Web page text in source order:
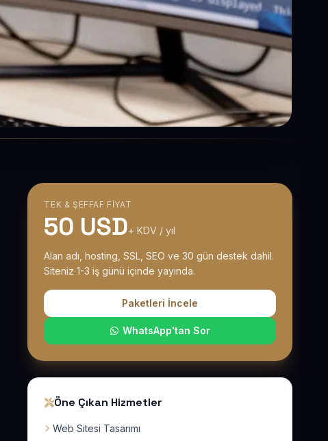
TEK & ŞEFFAF FIYAT
50 USD+ KDV / yıl
Alan adı, hosting, SSL, SEO ve 30 gün destek dahil.
Siteniz 1-3 iş günü içinde yayında.
Paketleri İncele
WhatsApp'tan Sor
Öne Çıkan Hizmetler
Web Sitesi Tasarımı